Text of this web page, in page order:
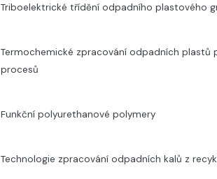
Triboelektrické třídění odpadního plastového
Termochemické zpracování odpadních plastů
procesů
Funkční polyurethanové polymery
Technologie zpracování odpadních kalů z